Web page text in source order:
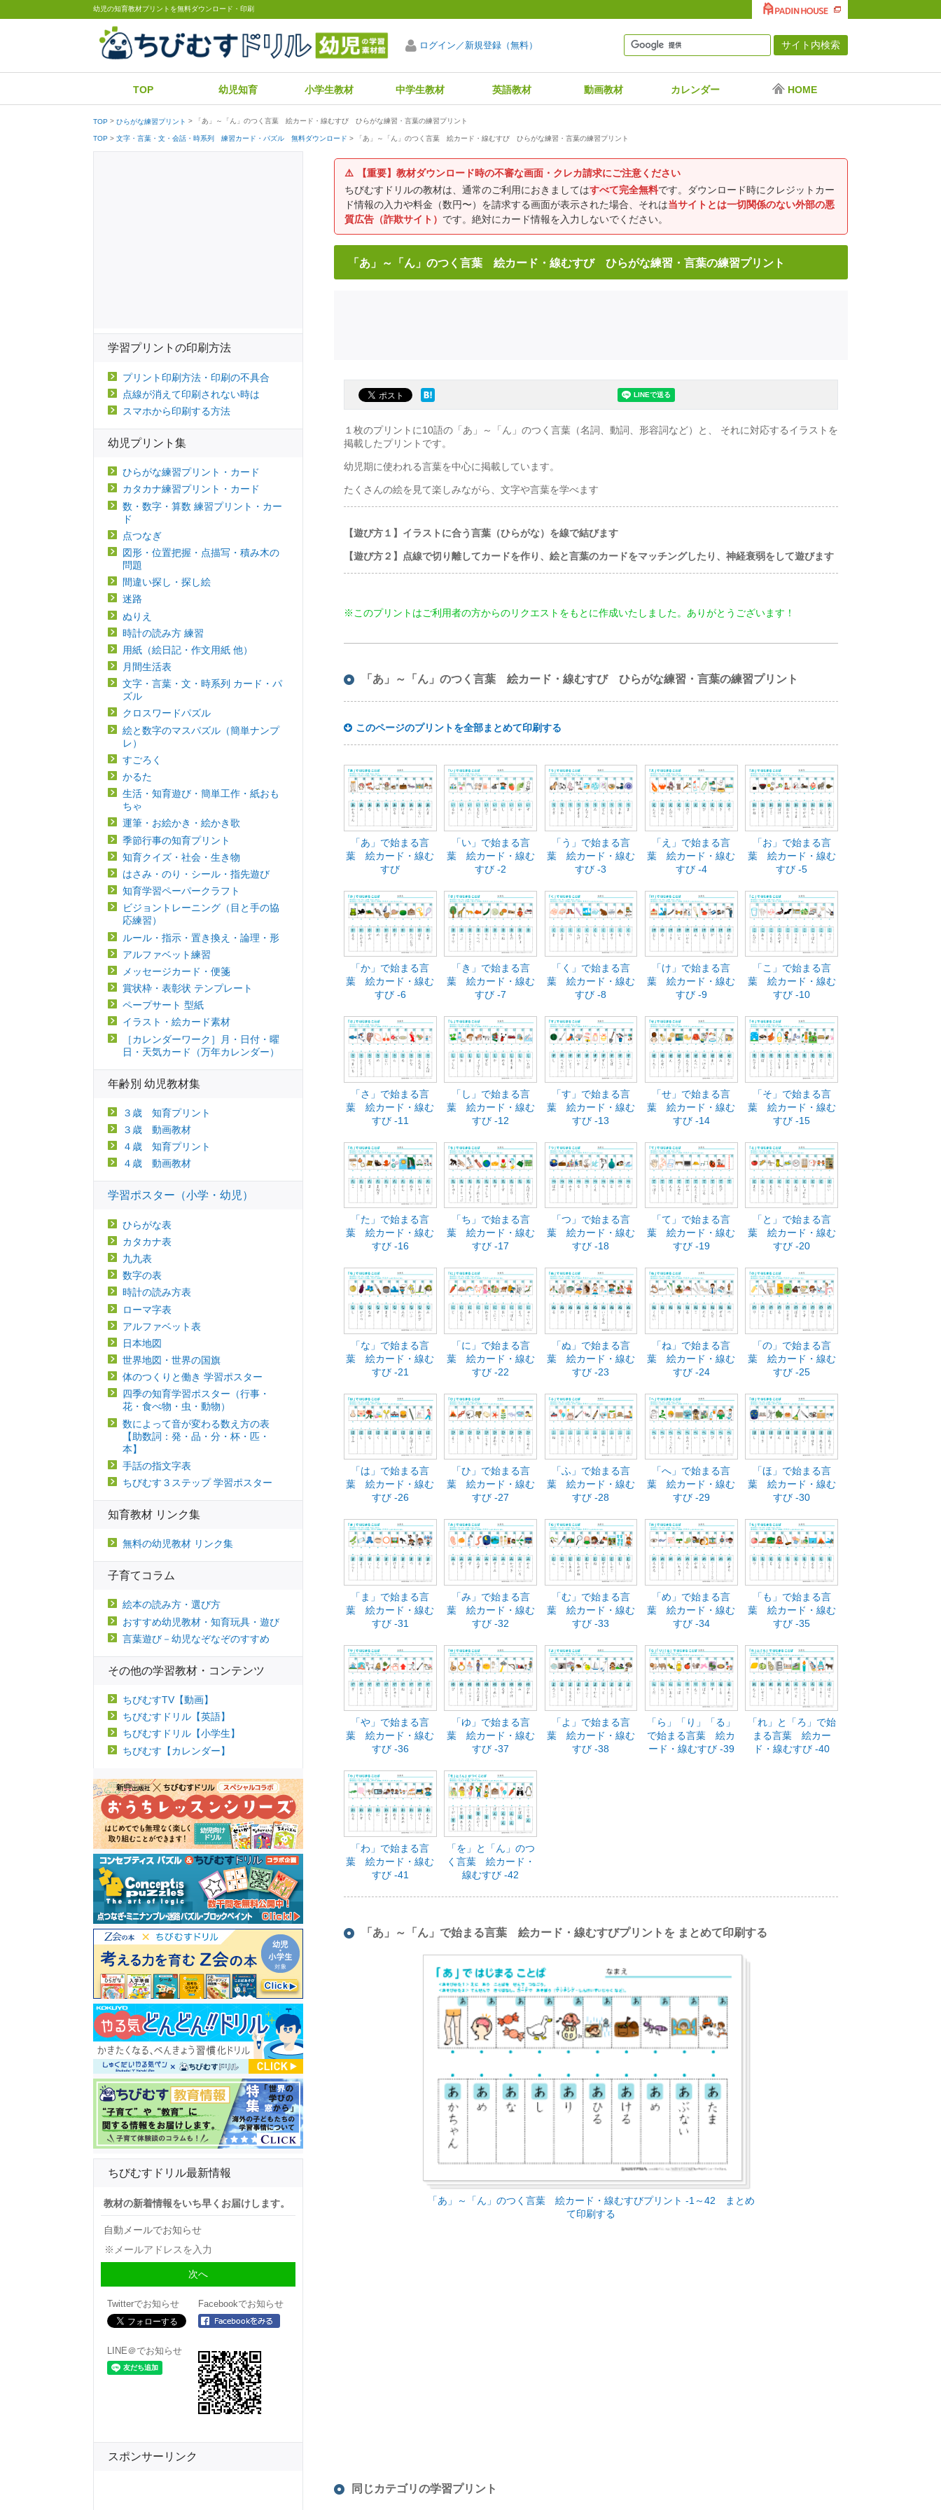
幼児の知育教材プリントを無料ダウンロード・印刷
ログイン／新規登録（無料）
TOP 幼児知育 小学生教材 中学生教材 英語教材 動画教材 カレンダー HOME
TOP ひらがな練習プリント 「あ」～「ん」のつく言葉 絵カード・線むすび ひらがな練習・言葉の練習プリント
TOP 文字・言葉・文・会話・時系列 練習カード・パズル 無料ダウンロード 「あ」～「ん」のつく言葉 絵カード・線むすび ひらがな練習・言葉の練習プリント
⚠️
【重要】教材ダウンロード時の不審な画面・クレカ請求にご注意ください
ちびむすドリルの教材は、通常のご利用におきましてはすべて完全無料です。ダウンロード時にクレジットカー
ド情報の入力や料金（数円〜）を請求する画面が表示された場合、それは当サイトとは一切関係のない外部の悪
質広告（詐欺サイト） です。絶対にカード情報を入力しないでください。
「あ」～「ん」のつく言葉 絵カード・線むすび ひらがな練習・言葉の練習プリント
１枚のプリントに10語の「あ」～「ん」のつく言葉（名詞、動詞、形容詞など）と、 それに対応するイラストを
掲載したプリントです。
幼児期に使われる言葉を中心に掲載しています。
たくさんの絵を見て楽しみながら、文字や言葉を学べます
【遊び方１】イラストに合う言葉（ひらがな）を線で結びます
【遊び方２】点線で切り離してカードを作り、絵と言葉のカードをマッチングしたり、神経衰弱をして遊びます
※このプリントはご利用者の方からのリクエストをもとに作成いたしました。ありがとうございます！
「あ」～「ん」のつく言葉 絵カード・線むすび ひらがな練習・言葉の練習プリント
このページのプリントを全部まとめて印刷する
「あ」で始まる言
葉 絵カード・線む
すび
「い」で始まる言
葉 絵カード・線む
すび -2
「う」で始まる言
葉 絵カード・線む
すび -3
「え」で始まる言
葉 絵カード・線む
すび -4
「お」で始まる言
葉 絵カード・線む
すび -5
「か」で始まる言
葉 絵カード・線む
すび -6
「き」で始まる言
葉 絵カード・線む
すび -7
「く」で始まる言
葉 絵カード・線む
すび -8
「け」で始まる言
葉 絵カード・線む
すび -9
「こ」で始まる言
葉 絵カード・線む
すび -10
「さ」で始まる言
葉 絵カード・線む
すび -11
「し」で始まる言
葉 絵カード・線む
すび -12
「す」で始まる言
葉 絵カード・線む
すび -13
「せ」で始まる言
葉 絵カード・線む
すび -14
「そ」で始まる言
葉 絵カード・線む
すび -15
「た」で始まる言
葉 絵カード・線む
すび -16
「ち」で始まる言
葉 絵カード・線む
すび -17
「つ」で始まる言
葉 絵カード・線む
すび -18
「て」で始まる言
葉 絵カード・線む
すび -19
「と」で始まる言
葉 絵カード・線む
すび -20
「な」で始まる言
葉 絵カード・線む
すび -21
「に」で始まる言
葉 絵カード・線む
すび -22
「ぬ」で始まる言
葉 絵カード・線む
すび -23
「ね」で始まる言
葉 絵カード・線む
すび -24
「の」で始まる言
葉 絵カード・線む
すび -25
「は」で始まる言
葉 絵カード・線む
すび -26
「ひ」で始まる言
葉 絵カード・線む
すび -27
「ふ」で始まる言
葉 絵カード・線む
すび -28
「へ」で始まる言
葉 絵カード・線む
すび -29
「ほ」で始まる言
葉 絵カード・線む
すび -30
「ま」で始まる言
葉 絵カード・線む
すび -31
「み」で始まる言
葉 絵カード・線む
すび -32
「む」で始まる言
葉 絵カード・線む
すび -33
「め」で始まる言
葉 絵カード・線む
すび -34
「も」で始まる言
葉 絵カード・線む
すび -35
「や」で始まる言
葉 絵カード・線む
すび -36
「ゆ」で始まる言
葉 絵カード・線む
すび -37
「よ」で始まる言
葉 絵カード・線む
すび -38
「ら」「り」「る」
で始まる言葉 絵カ
ード・線むすび -39
「れ」と「ろ」で始
まる言葉 絵カー
ド・線むすび -40
「わ」で始まる言
葉 絵カード・線む
すび -41
「を」と「ん」のつ
く言葉 絵カード・
線むすび -42
「あ」～「ん」で始まる言葉 絵カード・線むすびプリントを まとめて印刷する
「あ」～「ん」のつく言葉 絵カード・線むすびプリント -1～42 まとめ
て印刷する
同じカテゴリの学習プリント
学習プリントの印刷方法
プリント印刷方法・印刷の不具合
点線が消えて印刷されない時は
スマホから印刷する方法
幼児プリント集
ひらがな練習プリント・カード
カタカナ練習プリント・カード
数・数字・算数 練習プリント・カー
ド
点つなぎ
図形・位置把握・点描写・積み木の
問題
間違い探し・探し絵
迷路
ぬりえ
時計の読み方 練習
用紙（絵日記・作文用紙 他）
月間生活表
文字・言葉・文・時系列 カード・パ
ズル
クロスワードパズル
絵と数字のマスパズル（簡単ナンプ
レ）
すごろく
かるた
生活・知育遊び・簡単工作・紙おも
ちゃ
運筆・お絵かき・絵かき歌
季節行事の知育プリント
知育クイズ・社会・生き物
はさみ・のり・シール・指先遊び
知育学習ペーパークラフト
ビジョントレーニング（目と手の協
応練習）
ルール・指示・置き換え・論理・形
アルファベット練習
メッセージカード・便箋
賞状枠・表彰状 テンプレート
ペープサート 型紙
イラスト・絵カード素材
［カレンダーワーク］月・日付・曜
日・天気カード（万年カレンダー）
年齢別 幼児教材集
３歳 知育プリント
３歳 動画教材
４歳 知育プリント
４歳 動画教材
学習ポスター（小学・幼児）
ひらがな表
カタカナ表
九九表
数字の表
時計の読み方表
ローマ字表
アルファベット表
日本地図
世界地図・世界の国旗
体のつくりと働き 学習ポスター
四季の知育学習ポスター（行事・
花・食べ物・虫・動物）
数によって音が変わる数え方の表
【助数詞：発・品・分・杯・匹・
本】
手話の指文字表
ちびむす３ステップ 学習ポスター
知育教材 リンク集
無料の幼児教材 リンク集
子育てコラム
絵本の読み方・選び方
おすすめ幼児教材・知育玩具・遊び
言葉遊び－幼児なぞなぞのすすめ
その他の学習教材・コンテンツ
ちびむすTV【動画】
ちびむすドリル【英語】
ちびむすドリル【小学生】
ちびむす【カレンダー】
ちびむすドリル最新情報
教材の新着情報をいち早くお届けします。
自動メールでお知らせ
Twitterでお知らせ Facebookでお知らせ
LINE＠でお知らせ
スポンサーリンク